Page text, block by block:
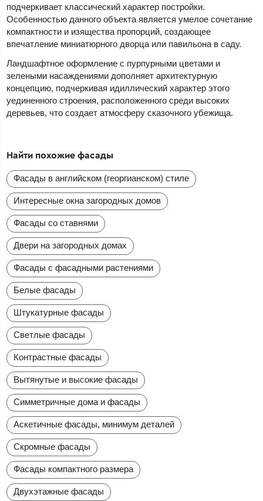
подчеркивает классический характер постройки.
Особенностью данного объекта является умелое сочетание
компактности и изящества пропорций, создающее
впечатление миниатюрного дворца или павильона в саду.
Ландшафтное оформление с пурпурными цветами и
зелеными насаждениями дополняет архитектурную
концепцию, подчеркивая идиллический характер этого
уединенного строения, расположенного среди высоких
деревьев, что создает атмосферу сказочного убежища.
Найти похожие фасады
Фасады в английском (георгианском) стиле
Интересные окна загородных домов
Фасады со ставнями
Двери на загородных домах
Фасады с фасадными растениями
Белые фасады
Штукатурные фасады
Светлые фасады
Контрастные фасады
Вытянутые и высокие фасады
Симметричные дома и фасады
Аскетичные фасады, минимум деталей
Скромные фасады
Фасады компактного размера
Двухэтажные фасады